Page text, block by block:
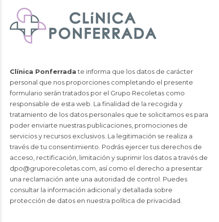
Clínica Ponferradate informa que los datos de carácter
personal que nos proporciones completando el presente
formulario serán tratados por el Grupo Recoletas como
responsable de esta web. La finalidad de la recogida y
tratamiento de los datos personales que te solicitamos es para
poder enviarte nuestras publicaciones, promociones de
servicios y recursos exclusivos. La legitimación se realiza a
través de tu consentimiento. Podrás ejercer tus derechos de
acceso, rectificación, limitación y suprimir los datos a través de
dpo@gruporecoletas.com, así como el derecho a presentar
una reclamación ante una autoridad de control. Puedes
consultar la información adicional y detallada sobre
protección de datos en nuestra política de privacidad.